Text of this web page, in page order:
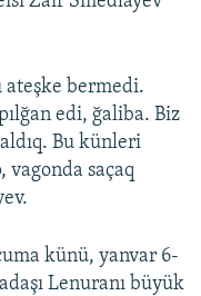
ateşke bermedi.
edi, ğaliba. Biz
Bu künleri
vagonda saçaq
künü, yanvar 6-
Lenuranı büyük